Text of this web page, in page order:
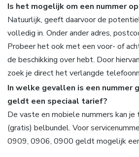
Is het mogelijk om een nummer
Natuurlijk, geeft daarvoor de
volledig in. Onder ander adres,
Probeer het ook met een voor- of
de beschikking over hebt. Door
zoek je direct het verlangde
In welke gevallen is een nummer
geldt een speciaal tarief?
De vaste en mobiele nummers kan
(gratis) belbundel. Voor
0909, 0906, 0900 geldt mogelijk